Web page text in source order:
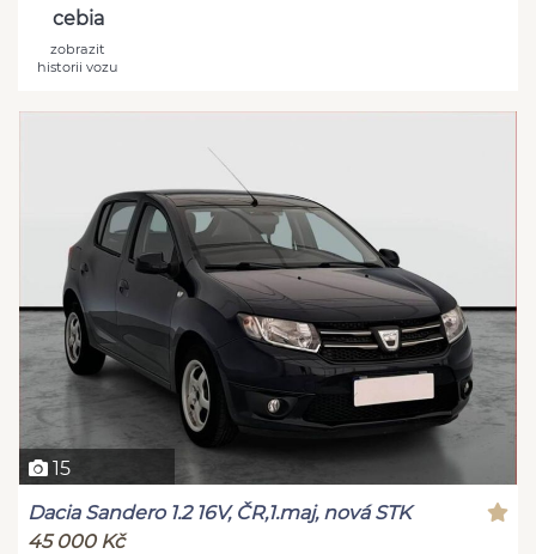
cebia
zobrazit
historii vozu
15
Dacia Sandero 1.2 16V, ČR,1.maj, nová STK
45 000 Kč